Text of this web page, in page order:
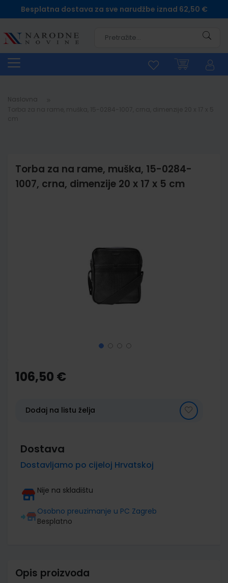
Besplatna dostava za sve narudžbe iznad 62,50 €
Naslovna
Torba za na rame, muška, 15-0284-
1007, crna, dimenzije 20 x 17 x 5 cm
the
beginning
gallery
106,50 €
Dodaj na listu želja
Dostava
Dostavljamo po cijeloj Hrvatskoj
Nije na skladištu
Osobno preuzimanje u PC Zagreb
Besplatno
Opis proizvoda